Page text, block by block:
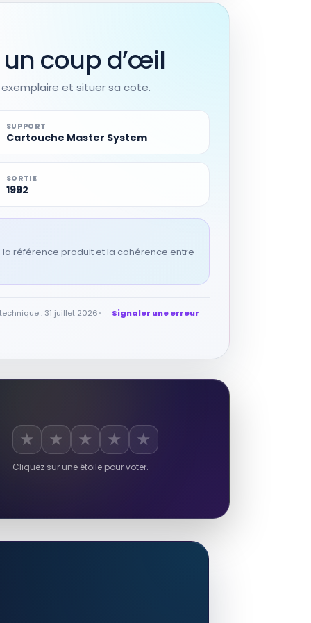
Figurine articulée Sonic The
Hedgehog 2.5" Figure
coup d’œil
et situer sa cote.
SUPPORT
Cartouche Master System
SORTIE
1992
référence produit et la cohérence entre
: 31 juillet 2026 Signaler une erreur
★ ★ ★ ★ ★
Cliquez sur une étoile pour voter.